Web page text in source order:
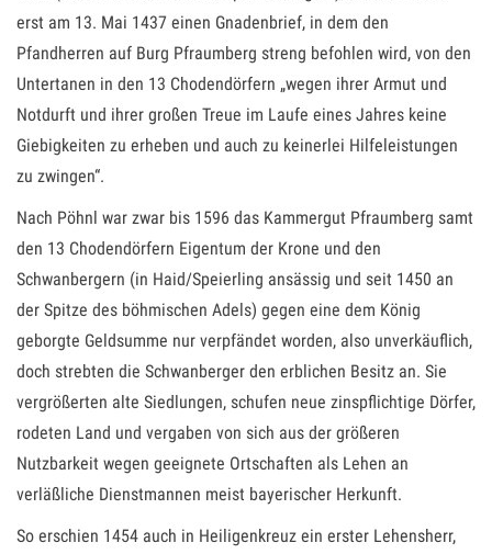
erst am 13. Mai 1437 einen Gnadenbrief, in dem den
Pfandherren auf Burg Pfraumberg streng befohlen wird, von den
Untertanen in den 13 Chodendörfern „wegen ihrer Armut und
Notdurft und ihrer großen Treue im Laufe eines Jahres keine
Giebigkeiten zu erheben und auch zu keinerlei Hilfeleistungen
zu zwingen“.
Nach Pöhnl war zwar bis 1596 das Kammergut Pfraumberg samt
den 13 Chodendörfern Eigentum der Krone und den
Schwanbergern (in Haid/Speierling ansässig und seit 1450 an
der Spitze des böhmischen Adels) gegen eine dem König
geborgte Geldsumme nur verpfändet worden, also unverkäuflich,
doch strebten die Schwanberger den erblichen Besitz an. Sie
vergrößerten alte Siedlungen, schufen neue zinspflichtige Dörfer,
rodeten Land und vergaben von sich aus der größeren
Nutzbarkeit wegen geeignete Ortschaften als Lehen an
verläßliche Dienstmannen meist bayerischer Herkunft.
So erschien 1454 auch in Heiligenkreuz ein erster Lehensherr,